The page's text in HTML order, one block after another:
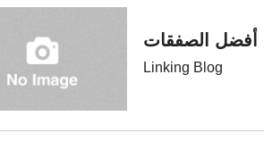
Linking Blog